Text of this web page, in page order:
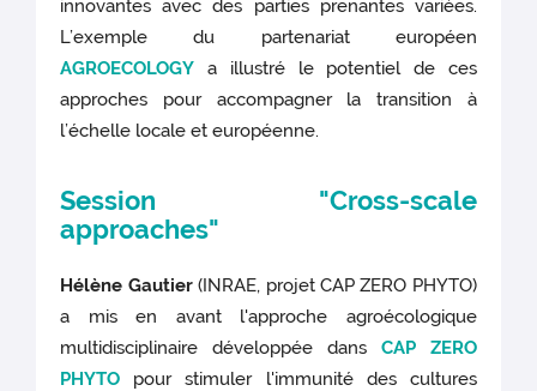
innovantes avec des parties prenantes variées.
L’exemple du partenariat européen
AGROECOLOGY a illustré le potentiel de ces
approches pour accompagner la transition à
l’échelle locale et européenne.
Session "Cross-scale
approaches"
Hélène Gautier(INRAE, projet CAP ZERO PHYTO)
a mis en avant l'approche agroécologique
multidisciplinaire développée dans CAP ZERO
PHYTO pour stimuler l'immunité des cultures